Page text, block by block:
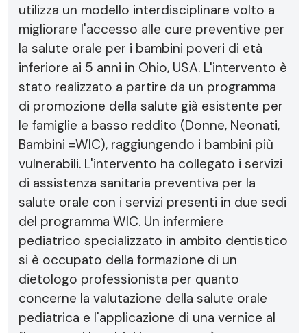
utilizza un modello interdisciplinare volto a
migliorare l'accesso alle cure preventive per
la salute orale per i bambini poveri di età
inferiore ai 5 anni in Ohio, USA. L'intervento è
stato realizzato a partire da un programma
di promozione della salute già esistente per
le famiglie a basso reddito (Donne, Neonati,
Bambini =WIC), raggiungendo i bambini più
vulnerabili. L'intervento ha collegato i servizi
di assistenza sanitaria preventiva per la
salute orale con i servizi presenti in due sedi
del programma WIC. Un infermiere
pediatrico specializzato in ambito dentistico
si è occupato della formazione di un
dietologo professionista per quanto
concerne la valutazione della salute orale
pediatrica e l'applicazione di una vernice al